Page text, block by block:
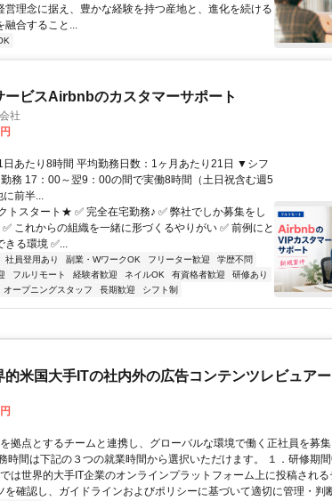
営理念に据え、豊かな経験を持つ産地と、進化を続ける
融合すること...
ビスAirbnbのカスタマーサポート
社
日あたり8時間 平均勤務日数：1ヶ月あたり21日 ▼シフ
務 17：00～翌9：00の間で実働8時間（土日祝含む週5
に前半...
スタート★ ✅ 完全在宅勤務♪ ✅ 弊社でしか募集をし
これからの組織を一緒に形づくるやりがい ✅ 前例にと
きる環境 ✅...
社員登用あり 副業・WワークOK フリーター歓迎
学歴不問
フルリモート 経験者歓迎 ネイルOK 有資格者歓迎
研修あり
オープニングスタッフ 長期歓迎 シフト制
的米国大手ITの社内外の広告コンテンツレビュアー
拠点とするチームと連携し、グローバルな環境で働く正社員を募
時間は下記の３つの就業時間から選択いただけます。 １．研修期
は世界的大手IT企業のオンラインプラットフォーム上に投稿され
を確認し、ガイドラインおよびポリシーに基づいて適切に管理・判